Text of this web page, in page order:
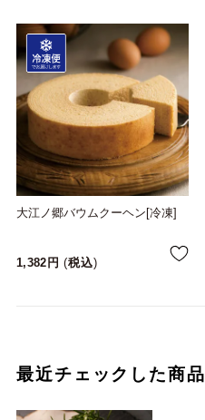
大江ノ郷バウムクーヘン[冷凍]
1,382 税込
最近チェックした商品